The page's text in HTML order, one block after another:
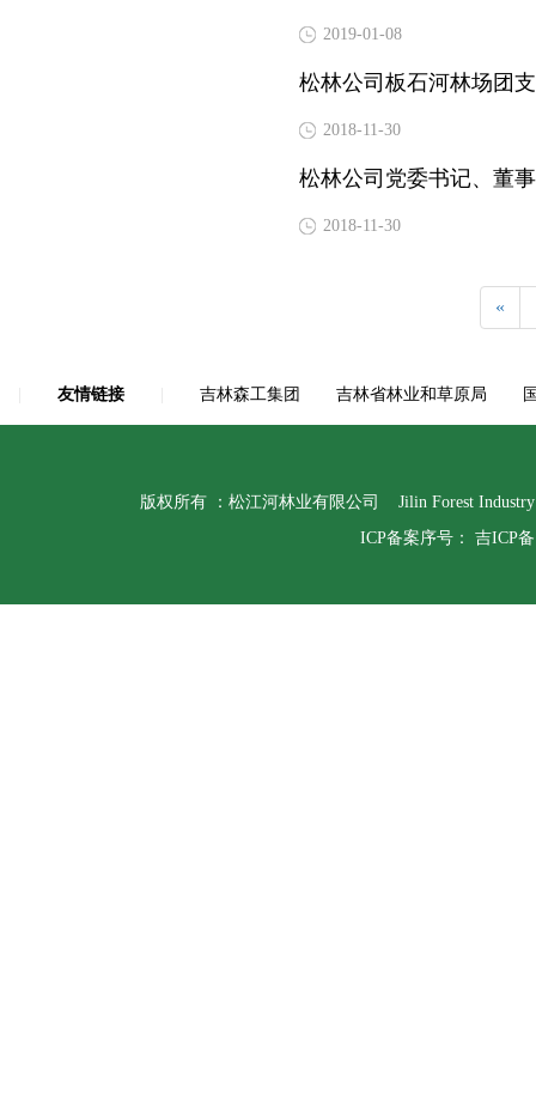
2019-01-08
松林公司板石河林场团
2018-11-30
松林公司党委书记、董
2018-11-30
«
友情链接 吉林森工集团 吉林省林业和草原局
版权所有 ：松江河林业有限公司 Jilin Forest
ICP备案序号： 吉ICP